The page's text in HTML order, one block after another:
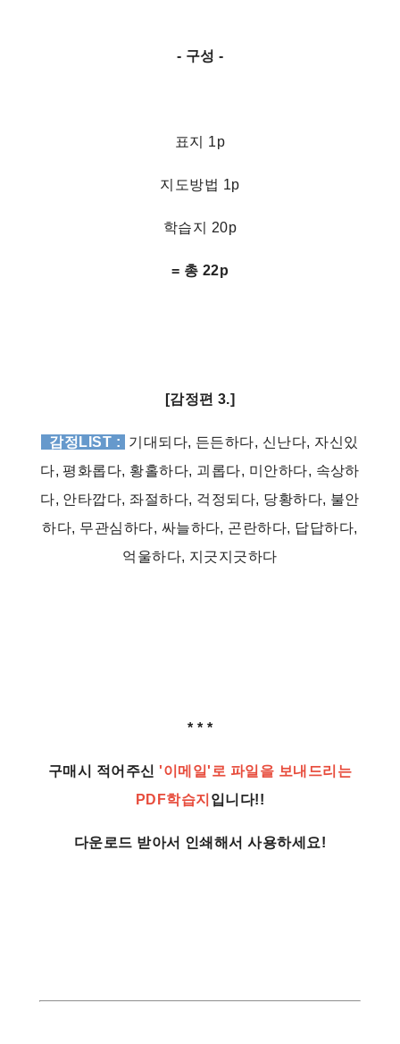
- 구성 -
표지 1p
지도방법 1p
학습지 20p
= 총 22p
[감정편 3.]
감정LIST :
기대되다, 든든하다, 신난다, 자신있
다, 평화롭다, 황홀하다, 괴롭다, 미안하다, 속상하
다, 안타깝다, 좌절하다, 걱정되다, 당황하다, 불안
하다, 무관심하다, 싸늘하다, 곤란하다, 답답하다,
억울하다, 지긋지긋하다
* * *
구매시 적어주신 '이메일'로 파일을 보내드리는
PDF학습지 입니다!!
다운로드 받아서 인쇄해서 사용하세요!